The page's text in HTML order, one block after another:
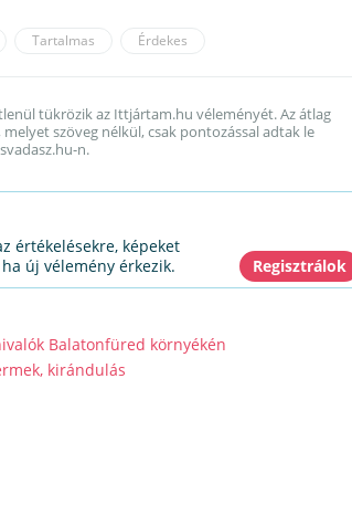
Tartalmas Érdekes
tükrözik az Ittjártam.hu véleményét. Az átlag
szöveg nélkül, csak pontozással adtak le
n.
értékelésekre, képeket
új vélemény érkezik.
Balatonfüred környékén
kirándulás